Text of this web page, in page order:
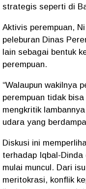
strategis seperti di
Aktivis perempuan,
peleburan Dinas
lain sebagai bentuk
perempuan.
“Walaupun wakilnya
perempuan tidak
mengkritik
udara yang
Diskusi ini
terhadap Iqbal-Dinda
mulai muncul. Dari
meritokrasi, konflik